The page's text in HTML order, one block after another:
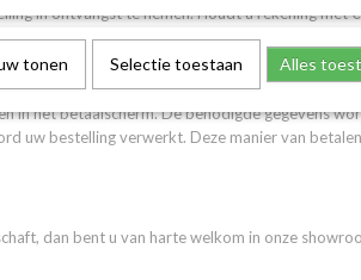
in ontvangst te nemen. Houdt u rekening
in het betaalscherm. De benodigde gegevens
uw bestelling verwerkt. Deze manier van
dan bent u van harte welkom in onze
tonen Selectie toestaan Alles